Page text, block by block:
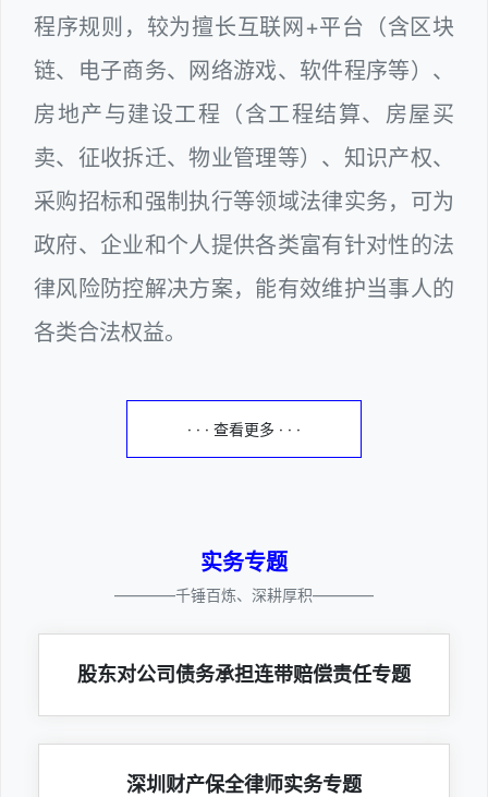
程序规则，较为擅长互联网+平台（含区块
链、电子商务、网络游戏、软件程序等）、
房地产与建设工程（含工程结算、房屋买
卖、征收拆迁、物业管理等）、知识产权、
采购招标和强制执行等领域法律实务，可为
政府、企业和个人提供各类富有针对性的法
律风险防控解决方案，能有效维护当事人的
各类合法权益。
· · · 查看更多 · · ·
实务专题
————千锤百炼、深耕厚积————
股东对公司债务承担连带赔偿责任专题
深圳财产保全律师实务专题